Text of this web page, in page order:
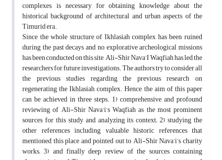
complexes, is necessary for obtaining knowledge about the
historical background of architectural and urban aspects of the
Timurid era.
Since the whole structure of Ikhlasiah complex has been ruined
during the past decays and no explorative archeological missions
has been conducted on this site, Ali-Shir Nava’I Waqfiah has led the
researchers for future investigations. The authors try to consider all
the previous studies regarding the previous research on
regenerating the Ikhlasiah complex. Hence, the aim of this paper
can be achieved in three steps. 1) comprehensive and profound
reviewing of Ali-Shir Nava’i’s Waqfiah as the most prominent
sources for this study and analyzing its context; 2) studying the
other references including valuable historic references that
mentioned this place and pointed out to Ali-Shir Nava’i’s charity
works; 3) and finally deep review of the sources containing